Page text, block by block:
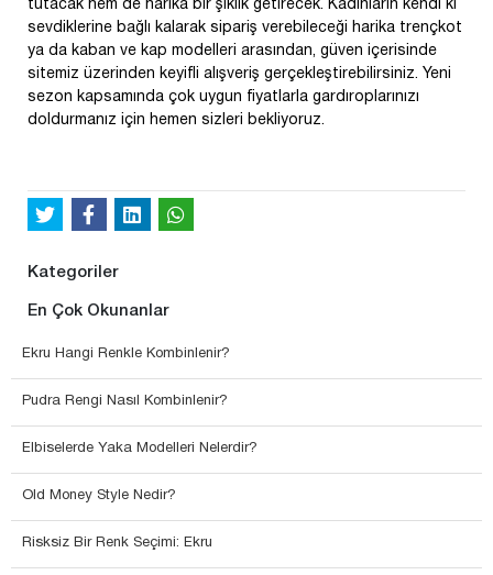
tutacak hem de harika bir şıklık getirecek. Kadınların kendi ki
sevdiklerine bağlı kalarak sipariş verebileceği harika trençkot
ya da kaban ve kap modelleri arasından, güven içerisinde
sitemiz üzerinden keyifli alışveriş gerçekleştirebilirsiniz. Yeni
sezon kapsamında çok uygun fiyatlarla gardıroplarınızı
doldurmanız için hemen sizleri bekliyoruz.
Kategoriler
En Çok Okunanlar
Ekru Hangi Renkle Kombinlenir?
Pudra Rengi Nasıl Kombinlenir?
Elbiselerde Yaka Modelleri Nelerdir?
Old Money Style Nedir?
Risksiz Bir Renk Seçimi: Ekru